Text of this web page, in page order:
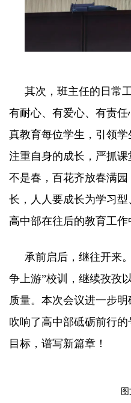
其次，班主任的日常
有耐心、有爱心、有责
真教育每位学生，引领
注重自身的成长，严抓
不是春，百花齐放春满
长，人人要成长为学习型
高中部在往后的教育工作
承前启后，继往开来
争上游”校训，继续孜孜
质量。本次会议进一步
吹响了高中部砥砺前行
目标，谱写新篇章！